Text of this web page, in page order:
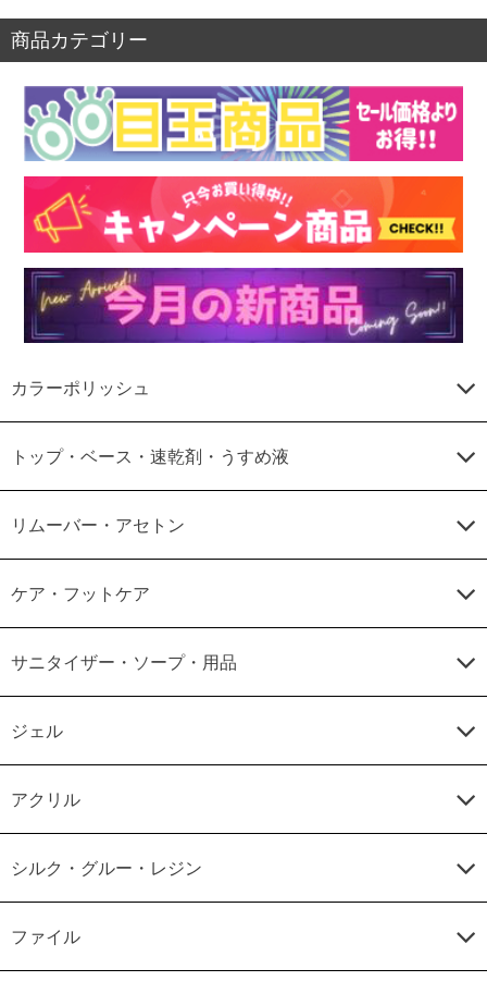
商品カテゴリー
カラーポリッシュ
トップ・ベース・速乾剤・うすめ液
リムーバー・アセトン
ケア・フットケア
サニタイザー・ソープ・用品
ジェル
アクリル
シルク・グルー・レジン
ファイル